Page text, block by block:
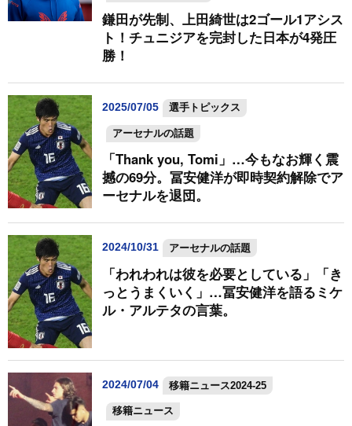
鎌田が先制、上田綺世は2ゴール1アシス
ト！チュニジアを完封した日本が4発圧
勝！
2025/07/05 選手トピックス
アーセナルの話題
「Thank you, Tomi」…今もなお輝く震
撼の69分。冨安健洋が即時契約解除でア
ーセナルを退団。
2024/10/31 アーセナルの話題
「われわれは彼を必要としている」「き
っとうまくいく」…冨安健洋を語るミケ
ル・アルテタの言葉。
2024/07/04 移籍ニュース2024-25
移籍ニュース